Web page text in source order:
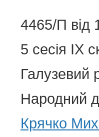
4465/П від
5 сесія IX
Галузевий
Народний
Крячко